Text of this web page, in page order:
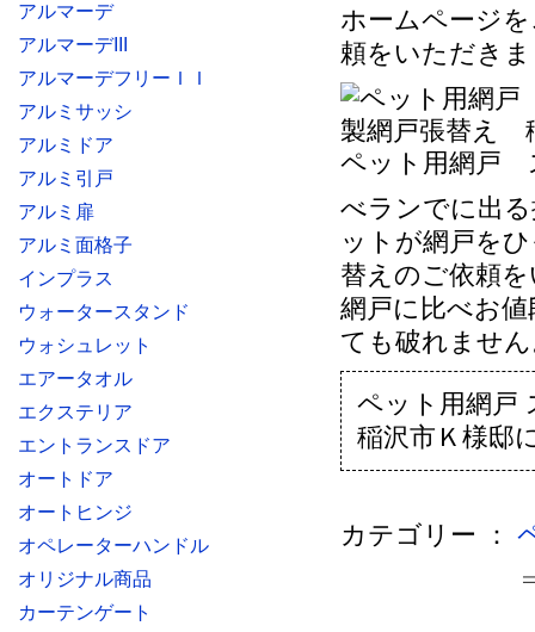
ホームページ
頼をいただき
ペット用網戸
べランでに出
ットが網戸を
替えのご依頼
網戸に比べお
ても破れませ
ペット用網戸
稲沢市Ｋ様邸
カテゴリー ：
アルマーデ
アルマーデIII
アルマーデフリーＩＩ
アルミサッシ
アルミドア
アルミ引戸
アルミ扉
アルミ面格子
インプラス
ウォータースタンド
ウォシュレット
エアータオル
エクステリア
エントランスドア
オートドア
オートヒンジ
オペレーターハンドル
オリジナル商品
カーテンゲート